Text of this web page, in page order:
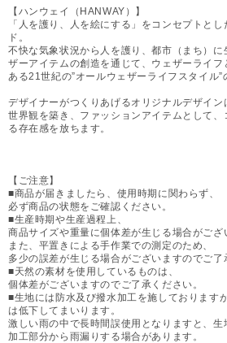
【ハンウェイ（HANWAY）】
「人を護り、人を絵にする」をコンセプトと
ド。
不快な気象状況から人を護り、都市（まち）に
ザーアイテムの創造を通じて、ウェザーライ
ある21世紀の”オールウェザーライフスタイル”
デザイナーがつくりあげるオリジナルデザイ
世界観を築き、ファッションアイテムとして
る存在感を放ちます。
【ご注意】
■商品が届きましたら、使用時期に関わらず、
必ず商品の状態をご確認ください。
■生産時期や生産過程上、
商品サイズや重量に個体差が生じる場合がござ
また、平置きによる手作業での測定のため、
多少の誤差が生じる場合がございますのでご了
■天然の素材を使用しているものは、
個体差がございますのでご了承ください。
■生地には防水及び撥水加工を施しております
は低下してまいります。
激しい雨の中で長時間誤使用となりますと、
加工部分から雨漏りする場合があります。